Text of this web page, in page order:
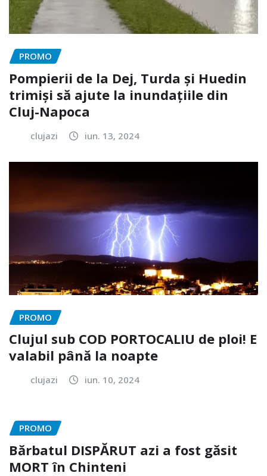
PROMO
Pompierii de la Dej, Turda și Huedin
trimiși să ajute la inundațiile din
Cluj-Napoca
clujazi iun. 13, 2024
PROMO
Clujul sub COD PORTOCALIU de ploi! E
valabil până la noapte
clujazi iun. 10, 2024
PROMO
Bărbatul DISPĂRUT azi a fost găsit
MORT în Chinteni